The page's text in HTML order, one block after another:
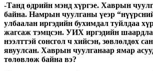
-Танд өдрийн мэнд хүргэе. Хаврын
байна. Намрын чуулганы үеэр
улбаалан иргэдийн бухимдал туйлдаа
жагсаж тэмцсэн. УИХ иргэдийн
нээлттэй сонсгол ч хийсэн, зөвлөлдөх
явуулсан. Хаврын чуулганаар ямар
төлөвлөж байна вэ?